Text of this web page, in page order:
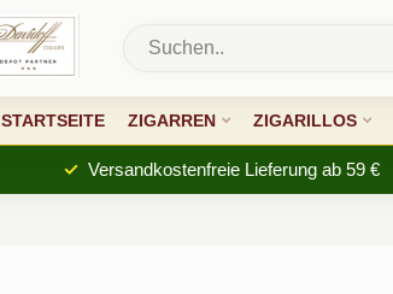
STARTSEITE ZIGARREN ZIGARILLOS
Versandkostenfreie Lieferung ab 59 €